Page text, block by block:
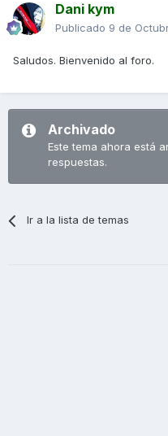
Dani kym
Publicado 9 de
Saludos. Bienvenido al foro.
Archivado
Este tema ahora está
respuestas.
Ir a la lista de temas